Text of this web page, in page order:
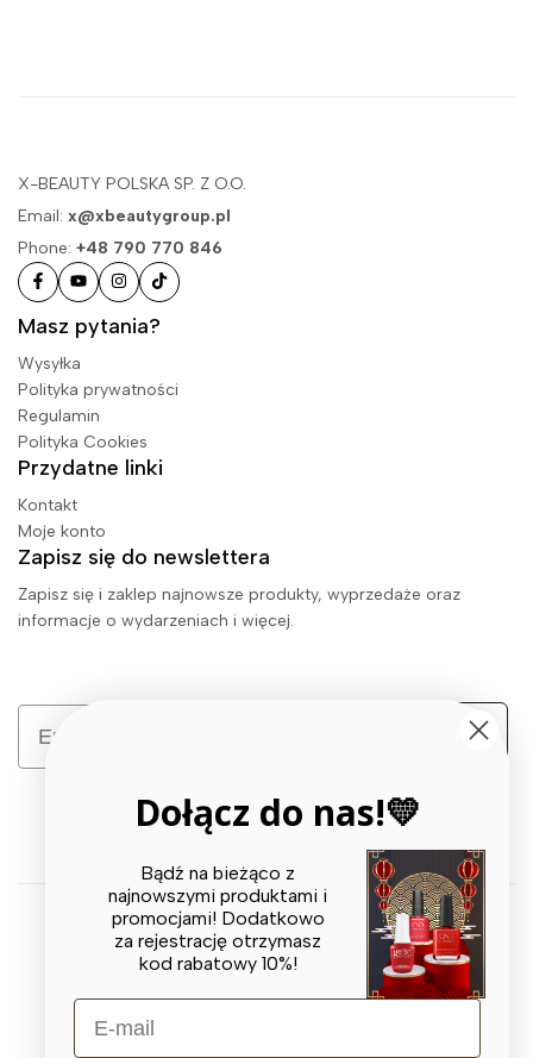
X-BEAUTY POLSKA SP. Z O.O.
Email: x@xbeautygroup.pl
Phone: +48 790 770 846
Masz pytania?
Wysyłka
Polityka prywatności
Regulamin
Polityka Cookies
Przydatne linki
Kontakt
Moje konto
Zapisz się do newslettera
Zapisz się i zaklep najnowsze produkty, wyprzedaże oraz
informacje o wydarzeniach i więcej.
Email
Zapisz się
© 2026 X BEAUTY GROUP. All Rights Reserved
Dołącz do nas!💛
Bądź na bieżąco z
najnowszymi produktami i
promocjami! Dodatkowo
za rejestrację otrzymasz
kod rabatowy 10%!
E-mail